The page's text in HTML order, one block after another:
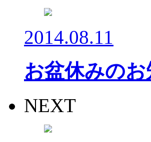
2014.08.11
お盆休みの
NEXT